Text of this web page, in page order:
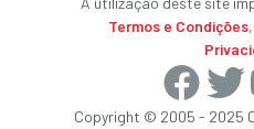
Termos e Condições
Copyright © 2005 - 2025